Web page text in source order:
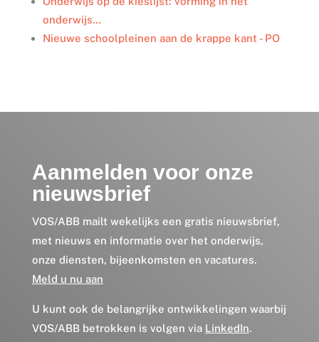
onderwijs…
Nieuwe schoolpleinen aan de krappe kant - PO
Aanmelden voor onze
nieuwsbrief
VOS/ABB mailt wekelijks een gratis nieuwsbrief,
met nieuws en informatie over het onderwijs,
onze diensten, bijeenkomsten en vacatures.
Meld u nu aan
U kunt ook de belangrijke ontwikkelingen waarbij
VOS/ABB betrokken is volgen via LinkedIn.